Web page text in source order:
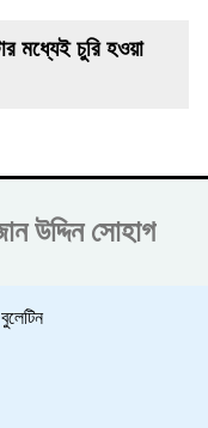
মধ্যেই চুরি হওয়া
উদ্দিন সোহাগ